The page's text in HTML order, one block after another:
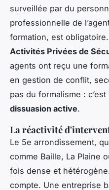
surveillée par du
professionnelle de
formation, est
Activités Privées de
agents ont reçu une
en gestion de conflit,
pas du formalisme :
dissuasion active.
La réactivité
Le 5e arrondissement,
comme Baille, La Plaine
fois dense et
compte. Une entreprise